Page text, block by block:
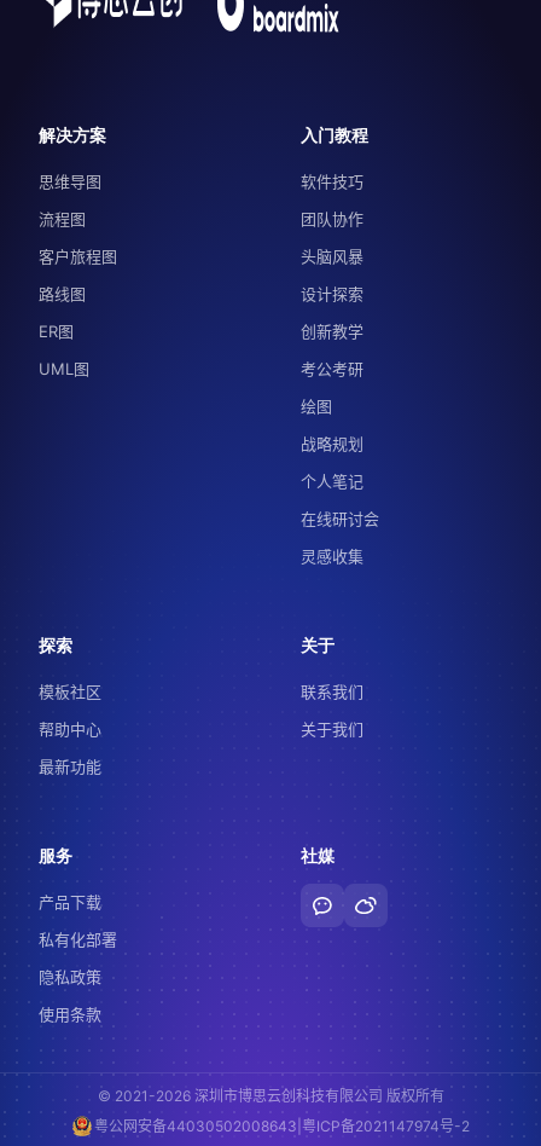
解决方案
思维导图
流程图
客户旅程图
路线图
ER图
UML图
入门教程
软件技巧
团队协作
头脑风暴
设计探索
创新教学
考公考研
绘图
战略规划
个人笔记
在线研讨会
灵感收集
探索
模板社区
帮助中心
最新功能
关于
联系我们
关于我们
服务
产品下载
私有化部署
隐私政策
使用条款
社媒
© 2021-2026 深圳市博思云创科技有限公司 版权所有
粤公网安备44030502008643 粤ICP备2021147974号-2